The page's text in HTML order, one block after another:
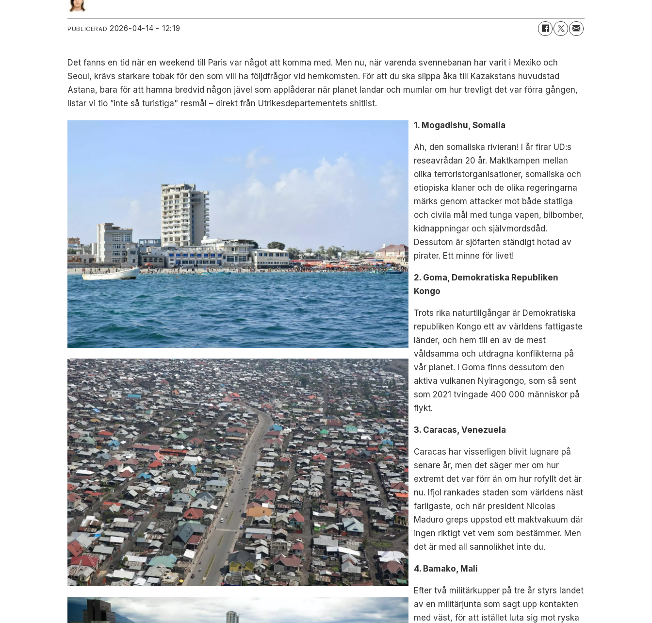
PUBLICERAD 2026-04-14 - 12:19
Det fanns en tid när en weekend till Paris var något att komma med. Men nu, när varenda svennebanan har varit i Mexiko och
Seoul, krävs starkare tobak för den som vill ha följdfrågor vid hemkomsten. För att du ska slippa åka till Kazakstans huvudstad
Astana, bara för att hamna bredvid någon jävel som applåderar när planet landar och mumlar om hur trevligt det var förra gången,
listar vi tio ”inte så turistiga" resmål – direkt från Utrikesdepartementets shitlist.
1. Mogadishu, Somalia
Ah, den somaliska rivieran! I år firar UD:s
reseavrådan 20 år. Maktkampen mellan
olika terroristorganisationer, somaliska och
etiopiska klaner och de olika regeringarna
märks genom attacker mot både statliga
och civila mål med tunga vapen, bilbomber,
kidnappningar och självmordsdåd.
Dessutom är sjöfarten ständigt hotad av
pirater. Ett minne för livet!
2. Goma, Demokratiska Republiken
Kongo
Trots rika naturtillgångar är Demokratiska
republiken Kongo ett av världens fattigaste
länder, och hem till en av de mest
våldsamma och utdragna konflikterna på
vår planet. I Goma finns dessutom den
aktiva vulkanen Nyiragongo, som så sent
som 2021 tvingade 400 000 människor på
flykt.
3. Caracas, Venezuela
Caracas har visserligen blivit lugnare på
senare år, men det säger mer om hur
extremt det var förr än om hur rofyllt det är
nu. Ifjol rankades staden som världens näst
farligaste, och när president Nicolas
Maduro greps uppstod ett maktvakuum där
ingen riktigt vet vem som bestämmer. Men
det är med all sannolikhet inte du.
4. Bamako, Mali
Efter två militärkupper på tre år styrs landet
av en militärjunta som sagt upp kontakten
med väst, för att istället luta sig mot ryska